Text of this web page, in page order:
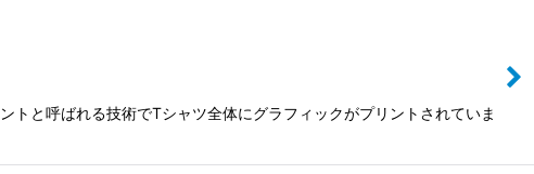
トと呼ばれる技術でTシャツ全体にグラフィックがプリントされていま